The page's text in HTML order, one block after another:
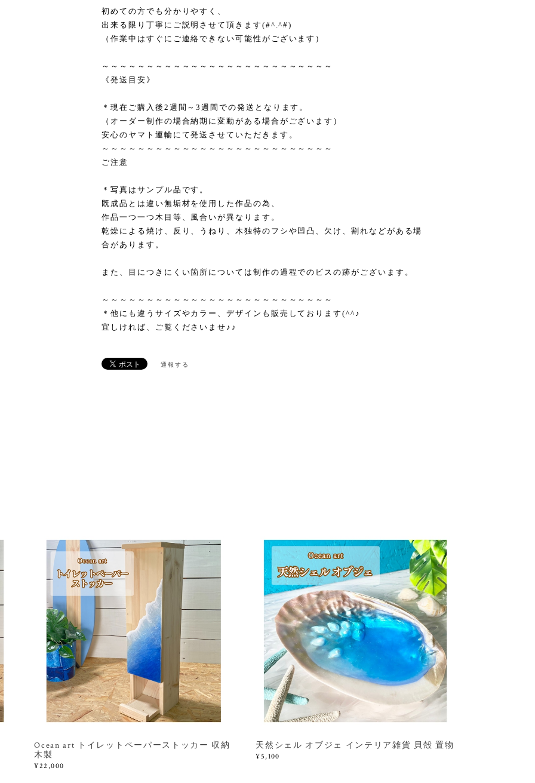
初めての方でも分かりやすく、
出来る限り丁寧にご説明させて頂きます(#^.^#)
（作業中はすぐにご連絡できない可能性がございます）
～～～～～～～～～～～～～～～～～～～～～～～～～～
《発送目安》
＊現在ご購入後2週間～3週間での発送となります。
（オーダー制作の場合納期に変動がある場合がございます）
安心のヤマト運輸にて発送させていただきます。
～～～～～～～～～～～～～～～～～～～～～～～～～～
ご注意
＊写真はサンプル品です。
既成品とは違い無垢材を使用した作品の為、
作品一つ一つ木目等、風合いが異なります。
乾燥による焼け、反り、うねり、木独特のフシや凹凸、欠け、割れなどがある場
合があります。
また、目につきにくい箇所については制作の過程でのビスの跡がございます。
～～～～～～～～～～～～～～～～～～～～～～～～～～
＊他にも違うサイズやカラー、デザインも販売しております(^^♪
宜しければ、ご覧くださいませ♪♪
通報する
Ocean art トイレットペーパーストッカー 収納
木製
¥22,000
天然シェル オブジェ インテリア雑貨 貝殻 置物
¥5,100